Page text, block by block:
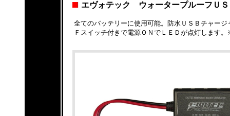
エヴォテック ウォータープルーフＵ
全てのバッテリーに使用可能。防水ＵＳＢチャー
Ｆスイッチ付きで電源ＯＮでＬＥＤが点灯します